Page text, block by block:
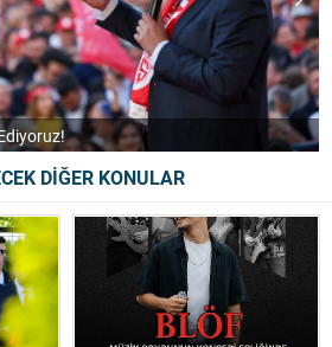
“2029’da Bursa’yı
DİĞER KONULAR